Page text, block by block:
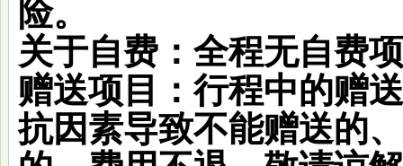
险。
关于自费 ：全程无自费
赠送项目
：行程中的赠
抗因素导致不能赠送的